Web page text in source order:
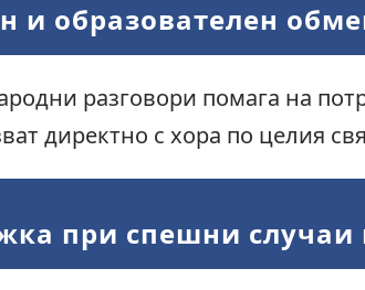
и образователен
разговори помага на
директно с хора по целия
при спешни случаи